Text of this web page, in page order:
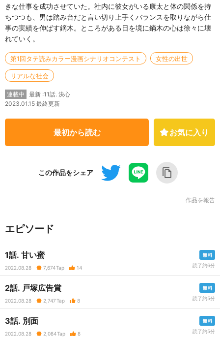
きな仕事を成功させていた。社内に彼女がいる康太と体の関係を持
ちつつも、男は踏み台だと言い切り上手くバランスを取りながら仕
事の実績を伸ばす鏑木。ところがある日を境に鏑木の心は徐々に壊
れていく。
第1回タテ読みカラー漫画シナリオコンテスト 女性の出世
リアルな社会
連載中
最新 :11話. 決心
2023.01.15 最終更新
最初から読む お気に入り
この作品をシェア
作品を報告
エピソード
1話. 甘い蜜
2022.08.28 7,674Tap 14 読了約6分
2話. 戸塚広告賞
2022.08.28 2,747Tap 8 読了約5分
3話. 別面
2022.08.28 2,084Tap 8 読了約5分